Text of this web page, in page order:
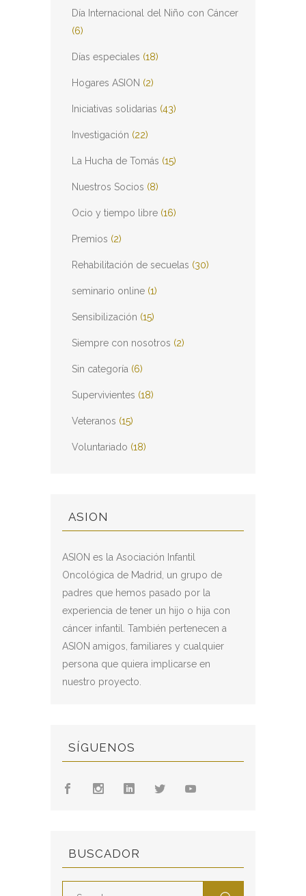
Día Internacional del Niño con Cáncer
(6)
Días especiales (18)
Hogares ASION (2)
Iniciativas solidarias (43)
Investigación (22)
La Hucha de Tomás (15)
Nuestros Socios (8)
Ocio y tiempo libre (16)
Premios (2)
Rehabilitación de secuelas (30)
seminario online (1)
Sensibilización (15)
Siempre con nosotros (2)
Sin categoría (6)
Supervivientes (18)
Veteranos (15)
Voluntariado (18)
ASION
ASION es la Asociación Infantil
Oncológica de Madrid, un grupo de
padres que hemos pasado por la
experiencia de tener un hijo o hija con
cáncer infantil. También pertenecen a
ASION amigos, familiares y cualquier
persona que quiera implicarse en
nuestro proyecto.
SÍGUENOS
BUSCADOR